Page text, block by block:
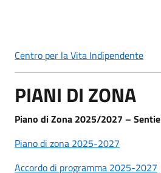
Centro per la Vita Indipendente
PIANI DI ZONA
Piano di Zona 2025/2027 –
Piano di zona 2025-2027
Accordo di programma 2025-2027